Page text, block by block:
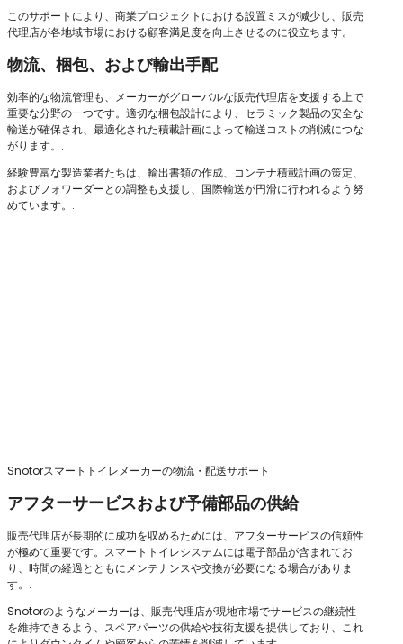
このサポートにより、商業プロジェクトにおける設置ミスが減少し、販売
代理店が各地域市場における顧客満足度を向上させるのに役立ちます。.
物流、梱包、および輸出手配
効率的な物流管理も、メーカーがグローバルな販売代理店を支援する上で
重要な分野の一つです。適切な梱包設計により、セラミック製品の安全な
輸送が確保され、最適化された積載計画によって輸送コストの削減につな
がります。.
経験豊富な製造業者たちは、輸出書類の作成、コンテナ積載計画の策定、
およびフォワーダーとの調整も支援し、国際輸送が円滑に行われるよう努
めています。.
Snotorスマートトイレメーカーの物流・配送サポート
アフターサービスおよび予備部品の供給
販売代理店が長期的に成功を収めるためには、アフターサービスの信頼性
が極めて重要です。スマートトイレシステムには電子部品が含まれてお
り、時間の経過とともにメンテナンスや交換が必要になる場合がありま
す。.
Snotorのようなメーカーは、販売代理店が現地市場でサービスの継続性
を維持できるよう、スペアパーツの供給や技術支援を提供しており、これ